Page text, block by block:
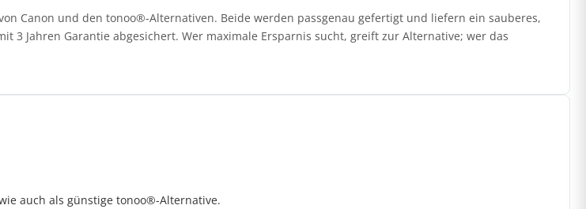
Canon und den tonoo®-Alternativen. Beide werden passgenau gefertigt und liefern ein sauberes,
Jahren Garantie abgesichert. Wer maximale Ersparnis sucht, greift zur Alternative; wer das
auch als günstige tonoo®-Alternative.